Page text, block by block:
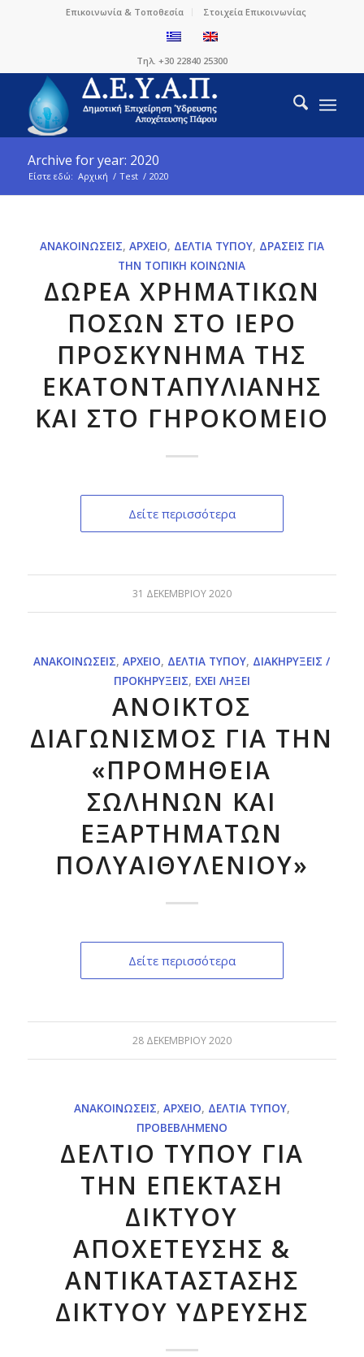
Επικοινωνία & Τοποθεσία Στοιχεία Επικοινωνίας
Τηλ. +30 22840 25300
Archive for year: 2020
Είστε εδώ: Αρχική / Test / 2020
ΑΝΑΚΟΙΝΏΣΕΙΣ, ΑΡΧΕΊΟ, ΔΕΛΤΊΑ ΤΎΠΟΥ, ΔΡΆΣΕΙΣ ΓΙΑ
ΤΗΝ ΤΟΠΙΚΉ ΚΟΙΝΩΝΊΑ
ΔΩΡΕΑ ΧΡΗΜΑΤΙΚΩΝ
ΠΟΣΩΝ ΣΤΟ ΙΕΡΟ
ΠΡΟΣΚΥΝΗΜΑ ΤΗΣ
ΕΚΑΤΟΝΤΑΠΥΛΙΑΝΗΣ
ΚΑΙ ΣΤΟ ΓΗΡΟΚΟΜΕΙΟ
Δείτε περισσότερα
31 ΔΕΚΕΜΒΡΊΟΥ 2020
ΑΝΑΚΟΙΝΏΣΕΙΣ,ΑΡΧΕΊΟ, ΔΕΛΤΊΑ ΤΎΠΟΥ, ΔΙΑΚΗΡΎΞΕΙΣ /
ΠΡΟΚΗΡΎΞΕΙΣ, ΈΧΕΙ ΛΉΞΕΙ
ΑΝΟΙΚΤΟΣ
ΔΙΑΓΩΝΙΣΜΟΣ ΓΙΑ ΤΗΝ
«ΠΡΟΜΗΘΕΙΑ
ΣΩΛΗΝΩΝ ΚΑΙ
ΕΞΑΡΤΗΜΑΤΩΝ
ΠΟΛΥΑΙΘΥΛΕΝΙΟΥ»
Δείτε περισσότερα
28 ΔΕΚΕΜΒΡΊΟΥ 2020
ΑΝΑΚΟΙΝΏΣΕΙΣ, ΑΡΧΕΊΟ, ΔΕΛΤΊΑ ΤΎΠΟΥ,
ΠΡΟΒΕΒΛΗΜΈΝΟ
ΔΕΛΤΙΟ ΤΥΠΟΥ ΓΙΑ
ΤΗΝ ΕΠΕΚΤΑΣΗ
ΔΙΚΤΥΟΥ
ΑΠΟΧΕΤΕΥΣΗΣ &
ΑΝΤΙΚΑΤΑΣΤΑΣΗΣ
ΔΙΚΤΥΟΥ ΥΔΡΕΥΣΗΣ